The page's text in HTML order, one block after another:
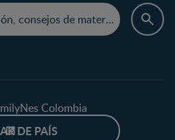
Colombia
DE PAÍS